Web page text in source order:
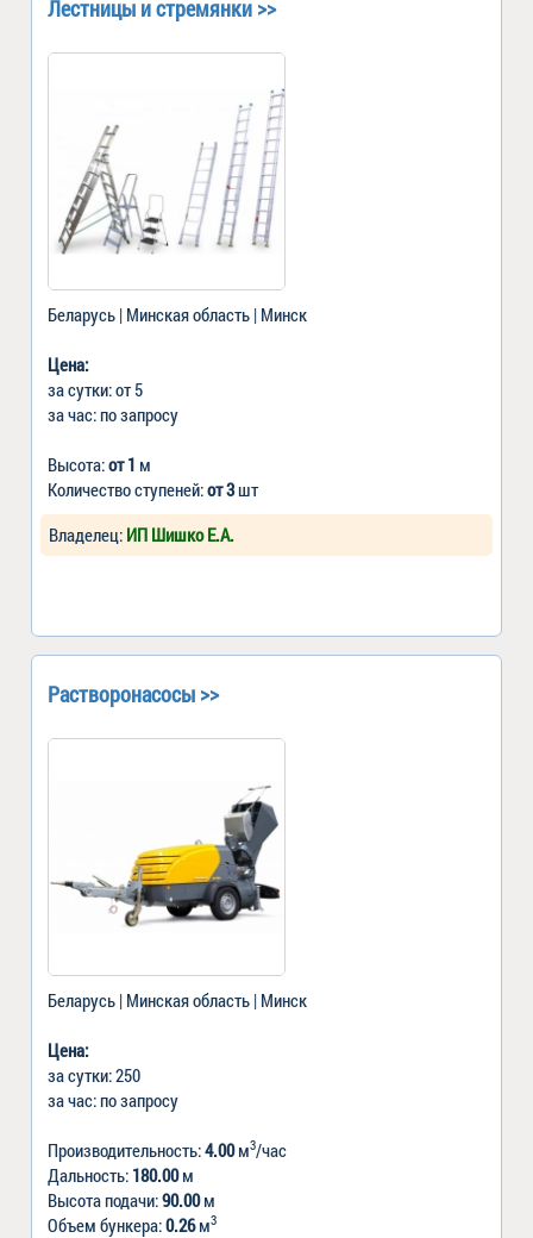
Лестницы и стремянки >>
Беларусь | Минская область | Минск
Цена:
за сутки: от 5
за час: по запросу
Высота:от 1 м
Количество ступеней:от 3шт
Владелец: ИП Шишко Е.А.
Растворонасосы >>
Беларусь | Минская область | Минск
Цена:
за сутки: 250
за час: по запросу
Производительность:4.00м3/час
Дальность: 180.00м
Высота подачи:90.00м
Объем бункера:0.26м3